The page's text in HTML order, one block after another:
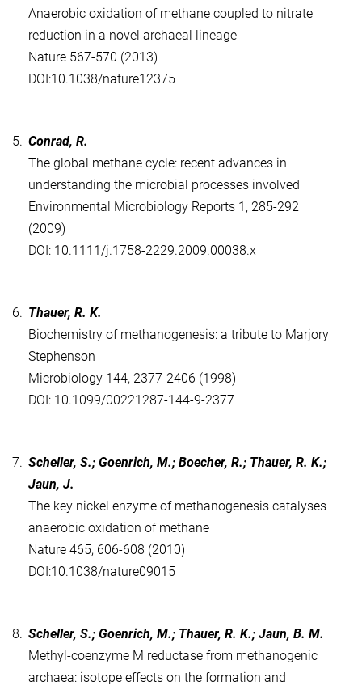
Anaerobic oxidation of methane coupled to nitrate
reduction in a novel archaeal lineage
Nature 567-570 (2013)
DOI:10.1038/nature12375
5. Conrad, R.
The global methane cycle: recent advances in
understanding the microbial processes involved
Environmental Microbiology Reports 1, 285-292
(2009)
DOI: 10.1111/j.1758-2229.2009.00038.x
6. Thauer, R. K.
Biochemistry of methanogenesis: a tribute to Marjory
Stephenson
Microbiology 144, 2377-2406 (1998)
DOI: 10.1099/00221287-144-9-2377
7. Scheller, S.; Goenrich, M.; Boecher, R.; Thauer, R. K.;
Jaun, J.
The key nickel enzyme of methanogenesis catalyses
anaerobic oxidation of methane
Nature 465, 606-608 (2010)
DOI:10.1038/nature09015
8. Scheller, S.; Goenrich, M.; Thauer, R. K.; Jaun, B. M.
Methyl-coenzyme M reductase from methanogenic
archaea: isotope effects on the formation and